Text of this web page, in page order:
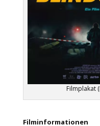
Filmplakat
Filminformationen